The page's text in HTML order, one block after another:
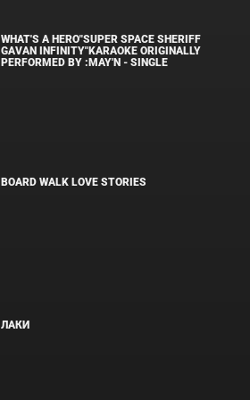
WHAT'S A HERO"SUPER SPACE SHERIFF
GAVAN INFINITY"KARAOKE ORIGINALLY
PERFORMED BY :MAY'N - SINGLE
BOARD WALK LOVE STORIES
ЛАКИ